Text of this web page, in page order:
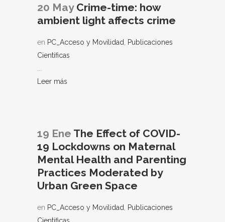
20 May Crime-time: how
ambient light affects crime
en PC_Acceso y Movilidad, Publicaciones
Científicas
...
Leer más
19 Ene The Effect of COVID-
19 Lockdowns on Maternal
Mental Health and Parenting
Practices Moderated by
Urban Green Space
en PC_Acceso y Movilidad, Publicaciones